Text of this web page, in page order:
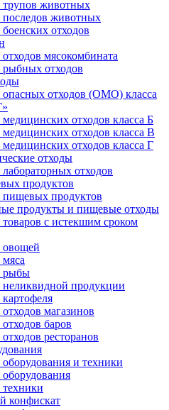
трупов животных
последов животных
отходов
мясокомбината
рыбных отходов
опасных отходов (ОМО) класса
отходов класса Б
отходов класса В
отходов класса Г
отходы
отходов
продуктов
пищевых продуктов
продукты и пищевые отходы
с истекшим сроком
овощей
рыбы
неликвидной продукции
магазинов
баров
ресторанов
и техники
конфискат